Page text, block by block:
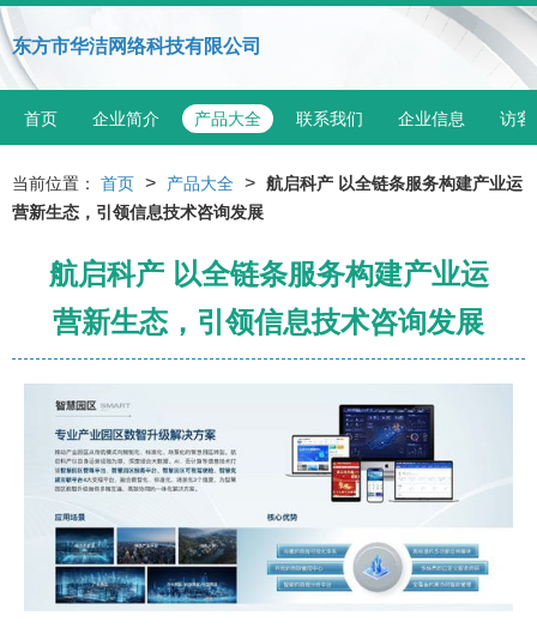
东方市华洁网络科技有限公司
首页 企业简介 产品大全 联系我们 企业信息 访客
当前位置： 首页 > 产品大全 > 航启科产 以全链条服务构建产业运
营新生态，引领信息技术咨询发展
航启科产 以全链条服务构建产业运
营新生态，引领信息技术咨询发展